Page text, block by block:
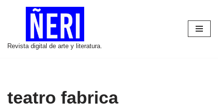
contenido
Revista digital de arte y literatura.
teatro fabrica